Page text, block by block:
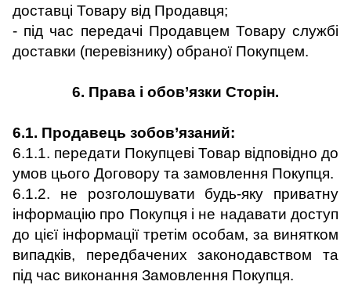
доставці Товару від Продавця;
- під час передачі Продавцем Товару службі
доставки (перевізнику) обраної Покупцем.
6. Права і обов’язки Сторін.
6.1. Продавець зобов’язаний:
6.1.1. передати Покупцеві Товар відповідно до
умов цього Договору та замовлення Покупця.
6.1.2. не розголошувати будь-яку приватну
інформацію про Покупця і не надавати доступ
до цієї інформації третім особам, за винятком
випадків, передбачених законодавством та
під час виконання Замовлення Покупця.